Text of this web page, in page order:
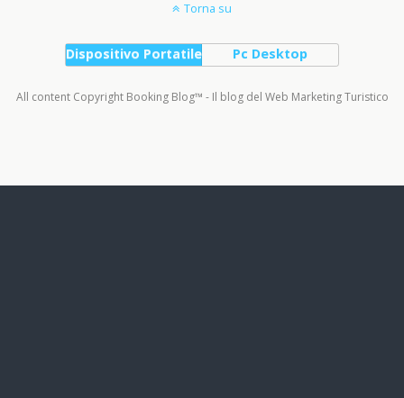
Torna su
Dispositivo Portatile Pc Desktop
All content Copyright Booking Blog™ - Il blog del Web Marketing Turistico